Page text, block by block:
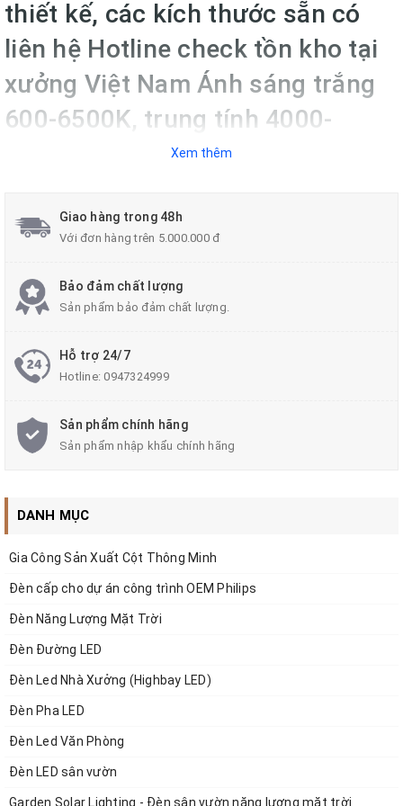
thiết kế, các kích thước sẵn có
liên hệ Hotline check tồn kho tại
xưởng Việt Nam Ánh sáng trắng
600-6500K, trung tính 4000-
4500k, vàng 3000-3500k Sử dụng
sản ánh sáng tỏa đều. Đèn bảo
sản xuất. Liên hệ Hotline để được
Mã sp: ZTTLG-D800
Màu sắc: Đen
Ánh sáng: 3000K/4000K/65000K
Chỉ số hoàn màu: CRI>80
Quang thông: 4320lm
Chất liệu: vỏ nhôm + Acrylic
Tuổi thọ chip led: 25.000 giờ
Đèn Led thả trần hình lục giác rỗng giữa
ZTTLG-D800 ứng dụng trong chiếu
Xem thêm
Giao hàng trong 48h
Với đơn hàng trên 5.000.000 đ
Bảo đảm chất lượng
Sản phẩm bảo đảm chất lượng.
Hỗ trợ 24/7
Hotline:0947324999
Sản phẩm chính hãng
Sản phẩm nhập khẩu chính hãng
DANH MỤC
Gia Công Sản Xuất Cột Thông Minh
Đèn cấp cho dự án công trình OEM Philips
Đèn Năng Lượng Mặt Trời
Đèn Đường LED
Đèn Led Nhà Xưởng (Highbay LED)
Đèn Pha LED
Đèn Led Văn Phòng
Đèn LED sân vườn
Garden Solar Lighting - Đèn sân vườn năng lượng mặt trời